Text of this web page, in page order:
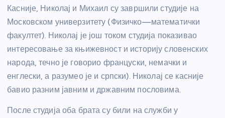
Касније, Николај и Михаил су завршили студије на
Московском универзитету (Физичко—математички
факултет). Николај је још током студија показивао
интересовање за књижевност и историју словенских
народа, течно је говорио француски, немачки и
енглески, а разумео је и српски). Николај се касније
бавио разним јавним и државним пословима.
После студија оба брата су били на служби у